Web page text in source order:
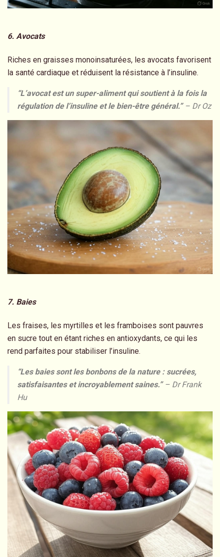
6. Avocats
Riches en graisses monoinsaturées, les avocats favorisent
la santé cardiaque et réduisent la résistance à l’insuline.
“L’avocat est un super-aliment qui soutient à la fois la
régulation de l’insuline et le bien-être général.” – Dr Oz
7. Baies
Les fraises, les myrtilles et les framboises sont pauvres
en sucre tout en étant riches en antioxydants, ce qui les
rend parfaites pour stabiliser l’insuline.
“Les baies sont les bonbons de la nature : sucrées,
satisfaisantes et incroyablement saines.”– Dr Frank
Hu